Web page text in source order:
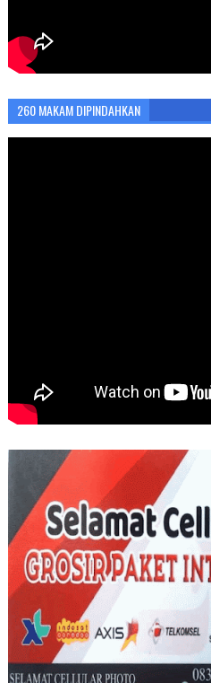
260 MAKAM DIPINDAHKAN